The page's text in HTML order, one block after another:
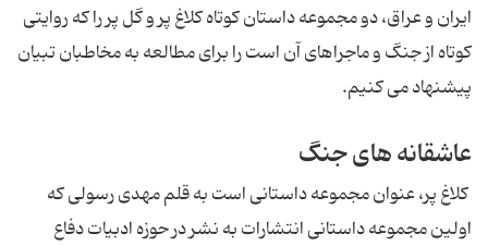
ایران و عراق، دو مجموعه داستان کوتاه کلاغ پر و گل پر را که روایتی
کوتاه از جنگ و ماجراهای آن است را برای مطالعه به مخاطبان تبیان
پیشنهاد می کنیم.
عاشقانه های جنگ
كلاغ پر، عنوان مجموعه داستانی است به قلم مهدی رسولی که
اولین مجموعه داستانی انتشارات به نشر در حوزه ادبیات دفاع